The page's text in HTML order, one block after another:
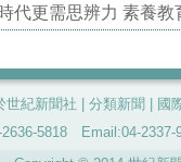
代更需思辨力 素養
世紀新聞社 分類新聞
國
5818 Email:04-